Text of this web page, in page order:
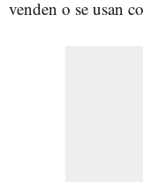
venden o se usan